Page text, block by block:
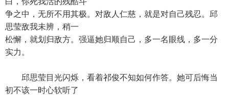
争之中，无所不用其极。对敌人仁慈，就是对自己残忍。邱
思莹敌我未辨，稍一
松懈，就划归敌方。强逼她归顺自己，多一名眼线，多一分
实力。
邱思莹目光闪烁，看着祁俊不知如何作答。她可后悔当
初不该一时心软听了